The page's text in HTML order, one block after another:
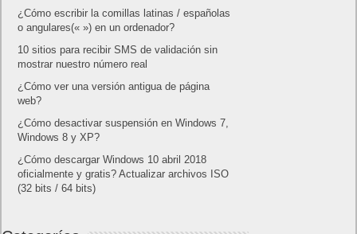
¿Cómo escribir la comillas latinas / españolas
o angulares(« ») en un ordenador?
10 sitios para recibir SMS de validación sin
mostrar nuestro número real
¿Cómo ver una versión antigua de página
web?
¿Cómo desactivar suspensión en Windows 7,
Windows 8 y XP?
¿Cómo descargar Windows 10 abril 2018
oficialmente y gratis? Actualizar archivos ISO
(32 bits / 64 bits)